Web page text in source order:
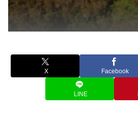
X Facebook
LINE